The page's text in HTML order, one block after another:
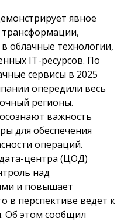
явное
облачные технологии,
IT-ресурсов. По
сервисы в 2025
опередили весь
регионы.
важность
для обеспечения
операций.
центра (ЦОД)
над
и повышает
в перспективе ведет к
Об этом сообщил